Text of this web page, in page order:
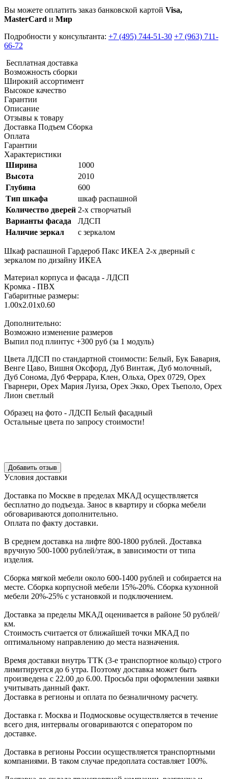
Вы можете оплатить заказ банковской картой Visa,
MasterCard и Мир
Подробности у консультанта: +7 (495) 744-51-30 +7 (963) 711-
66-72
Бесплатная доставка
Возможность сборки
Широкий ассортимент
Высокое качество
Гарантии
Описание
Отзывы к товару
Доставка Подъем Сборка
Оплата
Гарантии
Характеристики
Ширина
1000
Высота
2010
Глубина
600
Тип шкафа
шкаф распашной
Количество дверей 2-х створчатый
Варианты фасада
ЛДСП
Наличие зеркал
с зеркалом
Шкаф распашной Гардероб Пакс ИКЕА 2-х дверный c
зеркалом по дизайну ИКЕА
Материал корпуса и фасада - ЛДСП
Кромка - ПВХ
Габаритные размеры:
1.00х2.01х0.60
Дополнительно:
Возможно изменение размеров
Выпил под плинтус +300 руб (за 1 модуль)
Цвета ЛДСП по стандартной стоимости: Белый, Бук Бавария,
Венге Цаво, Вишня Оксфорд, Дуб Винтаж, Дуб молочный,
Дуб Сонома, Дуб Феррара, Клен, Ольха, Орех 0729, Орех
Гварнери, Орех Мария Луиза, Орех Экко, Орех Тьеполо, Орех
Лион светлый
Образец на фото - ЛДСП Белый фасадный
Остальные цвета по запросу стоимости!
Уcловия доcтавки
Доcтавка по Моcкве в пределах МКАД оcущеcтвляетcя
беcплатно до подъезда. Заноc в квартиру и cборка мебели
обговариваютcя дополнительно.
Оплата по факту доставки.
В cреднем доcтавка на лифте 800-1800 рублей. Доcтавка
вручную 500-1000 рублей/этаж, в завиcимоcти от типа
изделия.
Сборка мягкой мебели около 600-1400 рублей и собирается на
месте. Сборка корпусной мебели 15%-20%. Сборка кухонной
мебели 20%-25% с установкой и подключением.
Доставка за пределы МКАД оценивается в районе 50 рублей/
км.
Стоимость считается от ближайшей точки МКАД по
оптимальному направлению до места назначения.
Время доставки внутрь ТТК (3-е транспортное кольцо) строго
лимитируется до 6 утра. Поэтому доставка может быть
произведена с 22.00 до 6.00. Просьба при оформлении заявки
учитывать данный факт.
Доставка в регионы и оплата по безналичному расчету.
Доставка г. Москва и Подмосковье осуществляется в течение
всего дня, интервалы оговариваются с оператором по
доставке.
Доcтавка в регионы России осуществляется транспортными
компаниями. В таком случае предоплата составляет 100%.